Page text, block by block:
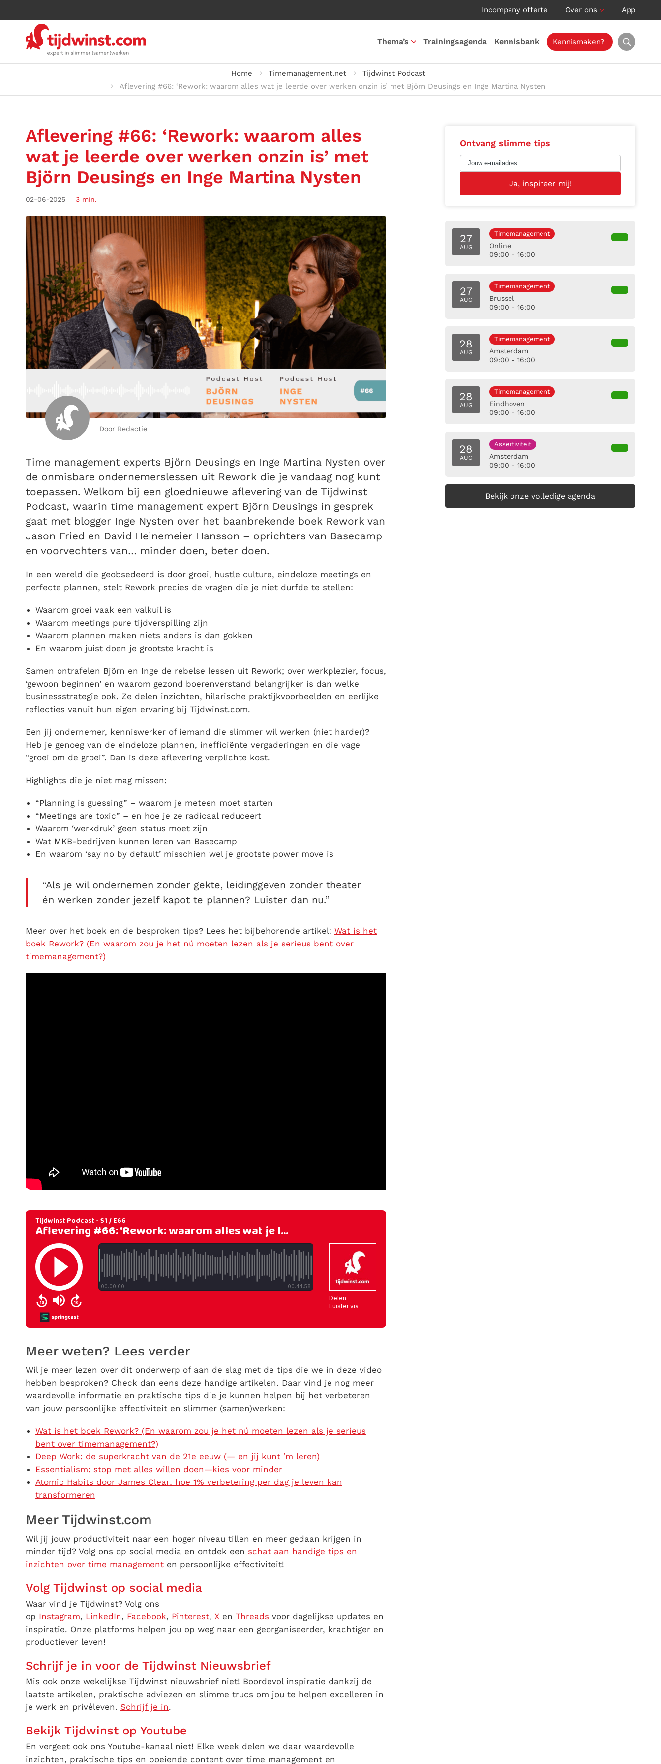
Incompany offerte Over ons App
Thema’s Trainingsagenda Kennisbank Kennismaken?
Home Timemanagement.net
Tijdwinst Podcast
Aflevering #66: ‘Rework: waarom alles wat je leerde over werken onzin is’ met Björn Deusings en Inge Martina Nysten
Aflevering #66: ‘Rework: waarom alles
wat je leerde over werken onzin is’ met
Björn Deusings en Inge Martina Nysten
02-06-2025 3 min.
Door Redactie
Time management experts Björn Deusings en Inge Martina Nysten over
de onmisbare ondernemerslessen uit Rework die je vandaag nog kunt
toepassen. Welkom bij een gloednieuwe aflevering van de Tijdwinst
Podcast, waarin time management expert Björn Deusings in gesprek
gaat met blogger Inge Nysten over het baanbrekende boek Rework van
Jason Fried en David Heinemeier Hansson – oprichters van Basecamp
en voorvechters van… minder doen, beter doen.
In een wereld die geobsedeerd is door groei, hustle culture, eindeloze meetings en
perfecte plannen, stelt Rework precies de vragen die je niet durfde te stellen:
Waarom groei vaak een valkuil is
Waarom meetings pure tijdverspilling zijn
Waarom plannen maken niets anders is dan gokken
En waarom juist doen je grootste kracht is
Samen ontrafelen Björn en Inge de rebelse lessen uit Rework; over werkplezier, focus,
‘gewoon beginnen’ en waarom gezond boerenverstand belangrijker is dan welke
businessstrategie ook. Ze delen inzichten, hilarische praktijkvoorbeelden en eerlijke
reflecties vanuit hun eigen ervaring bij Tijdwinst.com.
Ben jij ondernemer, kenniswerker of iemand die slimmer wil werken (niet harder)?
Heb je genoeg van de eindeloze plannen, inefficiënte vergaderingen en die vage
“groei om de groei”. Dan is deze aflevering verplichte kost.
Highlights die je niet mag missen:
“Planning is guessing” – waarom je meteen moet starten
“Meetings are toxic” – en hoe je ze radicaal reduceert
Waarom ‘werkdruk’ geen status moet zijn
Wat MKB-bedrijven kunnen leren van Basecamp
En waarom ‘say no by default’ misschien wel je grootste power move is
“Als je wil ondernemen zonder gekte, leidinggeven zonder theater
én werken zonder jezelf kapot te plannen? Luister dan nu.”
Meer over het boek en de besproken tips? Lees het bijbehorende artikel: Wat is het
boek Rework? (En waarom zou je het nú moeten lezen als je serieus bent over
timemanagement?)
Meer weten? Lees verder
Wil je meer lezen over dit onderwerp of aan de slag met de tips die we in deze video
hebben besproken? Check dan eens deze handige artikelen. Daar vind je nog meer
waardevolle informatie en praktische tips die je kunnen helpen bij het verbeteren
van jouw persoonlijke effectiviteit en slimmer (samen)werken:
Wat is het boek Rework? (En waarom zou je het nú moeten lezen als je serieus
bent over timemanagement?)
Deep Work: de superkracht van de 21e eeuw (— en jij kunt ’m leren)
Essentialism: stop met alles willen doen—kies voor minder
Atomic Habits door James Clear: hoe 1% verbetering per dag je leven kan
transformeren
Meer Tijdwinst.com
Wil jij jouw productiviteit naar een hoger niveau tillen en meer gedaan krijgen in
minder tijd? Volg ons op social media en ontdek een schat aan handige tips en
inzichten over time management en persoonlijke effectiviteit!
Volg Tijdwinst op social media
Waar vind je Tijdwinst? Volg ons
op Instagram, LinkedIn, Facebook, Pinterest, X en Threads voor dagelijkse updates en
inspiratie. Onze platforms helpen jou op weg naar een georganiseerder, krachtiger en
productiever leven!
Schrijf je in voor de Tijdwinst Nieuwsbrief
Mis ook onze wekelijkse Tijdwinst nieuwsbrief niet! Boordevol inspiratie dankzij de
laatste artikelen, praktische adviezen en slimme trucs om jou te helpen excelleren in
je werk en privéleven. Schrijf je in.
Bekijk Tijdwinst op Youtube
En vergeet ook ons Youtube-kanaal niet! Elke week delen we daar waardevolle
inzichten, praktische tips en boeiende content over time management en
Ontvang slimme tips
27
AUG
Timemanagement
Online
09:00 - 16:00
27
AUG
Timemanagement
Brussel
09:00 - 16:00
28
AUG
Timemanagement
Amsterdam
09:00 - 16:00
28
AUG
Timemanagement
Eindhoven
09:00 - 16:00
28
AUG
Assertiviteit
Amsterdam
09:00 - 16:00
Bekijk onze volledige agenda